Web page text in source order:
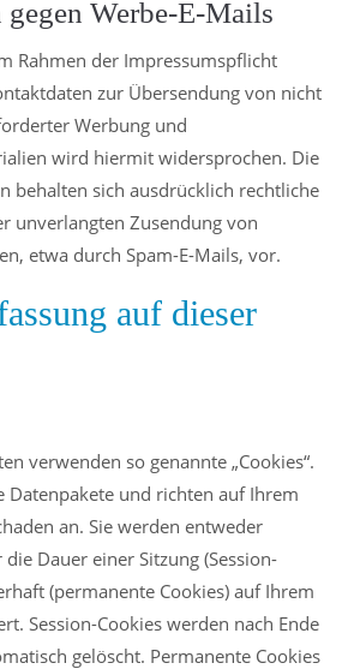
Werbe-E-Mails
Rahmen der Impressumspflicht
zur Übersendung von nicht
Werbung und
wird hiermit widersprochen. Die
behalten sich ausdrücklich rechtliche
unverlangten Zusendung von
etwa durch Spam-E-Mails, vor.
auf dieser
verwenden so genannte „Cookies“.
Datenpakete und richten auf Ihrem
an. Sie werden entweder
Dauer einer Sitzung (Session-
(permanente Cookies) auf Ihrem
Session-Cookies werden nach Ende
gelöscht. Permanente Cookies